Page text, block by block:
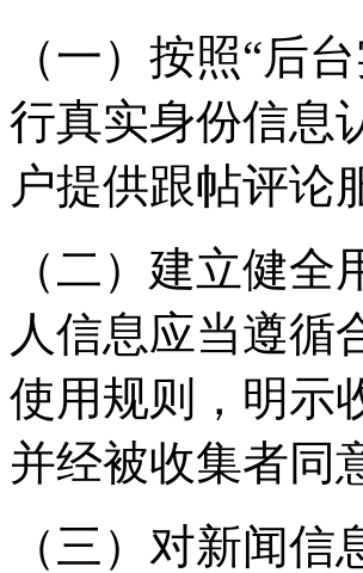
（一）按照“后
行真实身份信息
户提供跟帖评论
（二）建立健
人信息应当遵循
使用规则，明示
并经被收集者同
（三）对新闻